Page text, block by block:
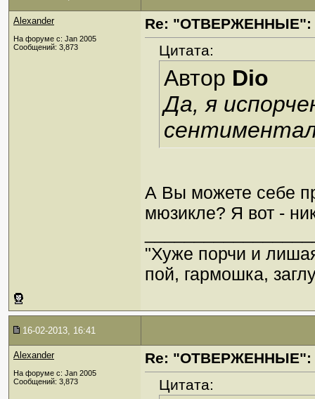
Alexander
На форуме с: Jan 2005
Сообщений: 3,873
Re: "ОТВЕРЖЕННЫЕ":
Цитата:
Автор Dio
Да, я
А Вы можете себе
мюзикле? Я вот -
"Хуже порчи и
пой, гармошка,
16-02-2013, 16:41
Alexander
На форуме с: Jan 2005
Сообщений: 3,873
Re: "ОТВЕРЖЕННЫЕ":
Цитата: